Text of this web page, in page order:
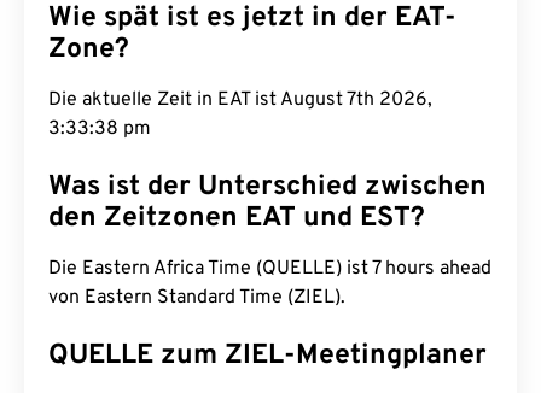
Wie spät ist es jetzt in der EAT-
Zone?
Die aktuelle Zeit in EAT ist August 7th 2026,
3:33:39 pm
Was ist der Unterschied zwischen
den Zeitzonen EAT und EST?
Die Eastern Africa Time (QUELLE) ist 7 hours ahead
von Eastern Standard Time (ZIEL).
QUELLE zum ZIEL-Meetingplaner